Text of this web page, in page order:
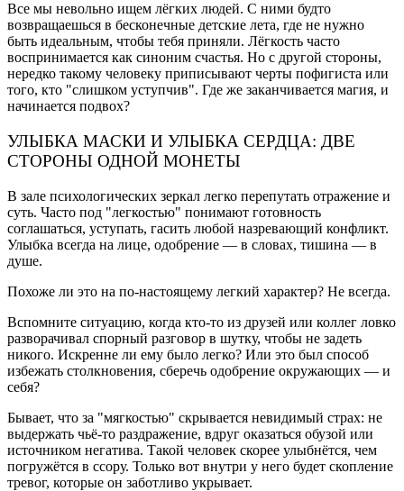
Все мы невольно ищем лёгких людей. С ними будто
возвращаешься в бесконечные детские лета, где не нужно
быть идеальным, чтобы тебя приняли. Лёгкость часто
воспринимается как синоним счастья. Но с другой стороны,
нередко такому человеку приписывают черты пофигиста или
того, кто "слишком уступчив". Где же заканчивается магия, и
начинается подвох?
УЛЫБКА МАСКИ И УЛЫБКА СЕРДЦА: ДВЕ
СТОРОНЫ ОДНОЙ МОНЕТЫ
В зале психологических зеркал легко перепутать отражение и
суть. Часто под "легкостью" понимают готовность
соглашаться, уступать, гасить любой назревающий конфликт.
Улыбка всегда на лице, одобрение — в словах, тишина — в
душе.
Похоже ли это на по-настоящему легкий характер? Не всегда.
Вспомните ситуацию, когда кто-то из друзей или коллег ловко
разворачивал спорный разговор в шутку, чтобы не задеть
никого. Искренне ли ему было легко? Или это был способ
избежать столкновения, сберечь одобрение окружающих — и
себя?
Бывает, что за "мягкостью" скрывается невидимый страх: не
выдержать чьё-то раздражение, вдруг оказаться обузой или
источником негатива. Такой человек скорее улыбнётся, чем
погружётся в ссору. Только вот внутри у него будет скопление
тревог, которые он заботливо укрывает.